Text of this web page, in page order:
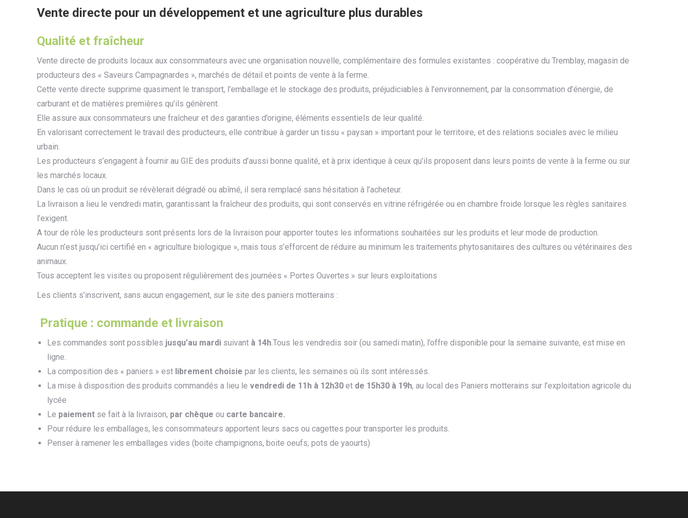
Vente directe pour un développement et une agriculture plus durables
Qualité et fraîcheur
Vente directe de produits locaux aux consommateurs avec une organisation nouvelle, complémentaire des formules existantes : coopérative du Tremblay, magasin de
producteurs des « Saveurs Campagnardes », marchés de détail et points de vente à la ferme.
Cette vente directe supprime quasiment le transport, l’emballage et le stockage des produits, préjudiciables à l’environnement, par la consommation d’énergie, de
carburant et de matières premières qu’ils génèrent.
Elle assure aux consommateurs une fraîcheur et des garanties d’origine, éléments essentiels de leur qualité.
En valorisant correctement le travail des producteurs, elle contribue à garder un tissu « paysan » important pour le territoire, et des relations sociales avec le milieu
urbain.
Les producteurs s’engagent à fournir au GIE des produits d’aussi bonne qualité, et à prix identique à ceux qu’ils proposent dans leurs points de vente à la ferme ou sur
les marchés locaux.
Dans le cas où un produit se révèlerait dégradé ou abîmé, il sera remplacé sans hésitation à l’acheteur.
La livraison a lieu le vendredi matin, garantissant la fraîcheur des produits, qui sont conservés en vitrine réfrigérée ou en chambre froide lorsque les règles sanitaires
l’exigent.
A tour de rôle les producteurs sont présents lors de la livraison pour apporter toutes les informations souhaitées sur les produits et leur mode de production.
Aucun n’est jusqu’ici certifié en « agriculture biologique », mais tous s’efforcent de réduire au minimum les traitements phytosanitaires des cultures ou vétérinaires des
animaux.
Tous acceptent les visites ou proposent régulièrement des journées « Portes Ouvertes » sur leurs exploitations
Les clients s’inscrivent, sans aucun engagement, sur le site des paniers motterains :
Pratique : commande et livraison
Les commandes sont possibles jusqu’au mardi suivant à 14h.Tous les vendredis soir (ou samedi matin), l’offre disponible pour la semaine suivante, est mise en
ligne.
La composition des « paniers » est librement choisie par les clients, les semaines où ils sont intéressés.
La mise à disposition des produits commandés a lieu le vendredi de 11h à 12h30 et de 15h30 à 19h, au local des Paniers motterains sur l’exploitation agricole du
lycée
Le paiement se fait à la livraison, par chèque ou carte bancaire.
Pour réduire les emballages, les consommateurs apportent leurs sacs ou cagettes pour transporter les produits.
Penser à ramener les emballages vides (boite champignons, boite oeufs, pots de yaourts)